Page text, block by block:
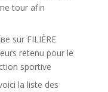
tour afin
sur FILIÈRE
retenu pour le
sportive
la liste des